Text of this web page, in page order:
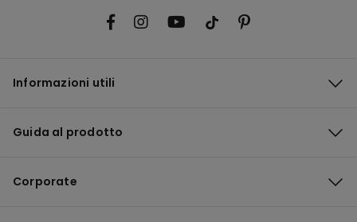
Informazioni utili
Guida al prodotto
Corporate